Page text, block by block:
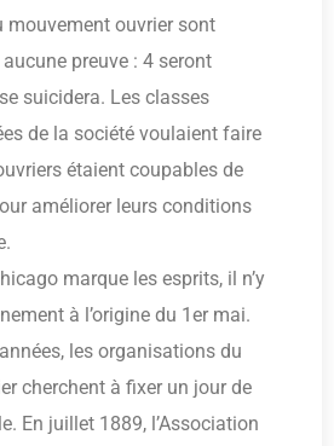
mouvement ouvrier sont
preuve : 4 seront
suicidera. Les classes
de la société voulaient faire
étaient coupables de
améliorer leurs conditions
marque les esprits, il n’y
à l’origine du 1er mai.
les organisations du
cherchent à fixer un jour de
En juillet 1889, l’Association